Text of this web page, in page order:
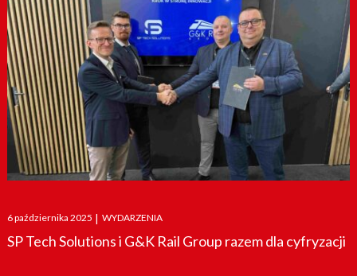
Posted
on
6 października 2025 | WYDARZENIA
SP Tech Solutions i G&K Rail Group razem dla cyfryzacji